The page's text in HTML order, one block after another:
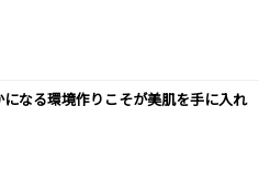
になる環境作りこそが美肌を手に入れ